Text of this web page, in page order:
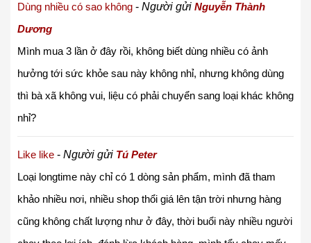
Dùng nhiều có sao không - Người gửi Nguyễn Thành
Dương
Mình mua 3 lần ở đây rồi, không biết dùng nhiều có ảnh
hưởng tới sức khỏe sau này không nhỉ, nhưng không dùng
thì bà xã không vui, liệu có phải chuyển sang loại khác không
nhỉ?
Like like - Người gửi Tú Peter
Loại longtime này chỉ có 1 dòng sản phẩm, mình đã tham
khảo nhiều nơi, nhiều shop thổi giá lên tận trời nhưng hàng
cũng không chất lượng như ở đây, thời buổi này nhiều người